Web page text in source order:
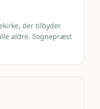
der tilbyder
aldre. Sognepræst